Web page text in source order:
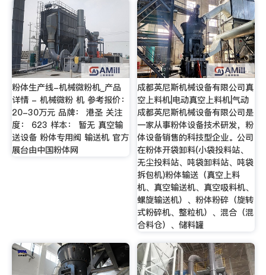
粉体生产线-机械微粉机_产品
详情 - 机械微粉 机 参考报价：
20-30万元 品牌： 港圣 关注
度： 623 样本： 暂无 真空输
送设备 粉体专用阀 输送机 官方
展台由中国粉体网
成都英尼斯机械设备有限公司真
空上料机|电动真空上料机|气动
成都英尼斯机械设备有限公司是
一家从事粉体设备技术研发，粉
体设备销售的科技型企业。公司
在粉体开袋卸料(小袋投料站、
无尘投料站、吨袋卸料站、吨袋
拆包机)粉体输送（真空上料
机、真空输送机、真空吸料机、
螺旋输送机）、粉体粉碎（旋转
式粉碎机、整粒机）、混合（混
合料仓）、储料罐